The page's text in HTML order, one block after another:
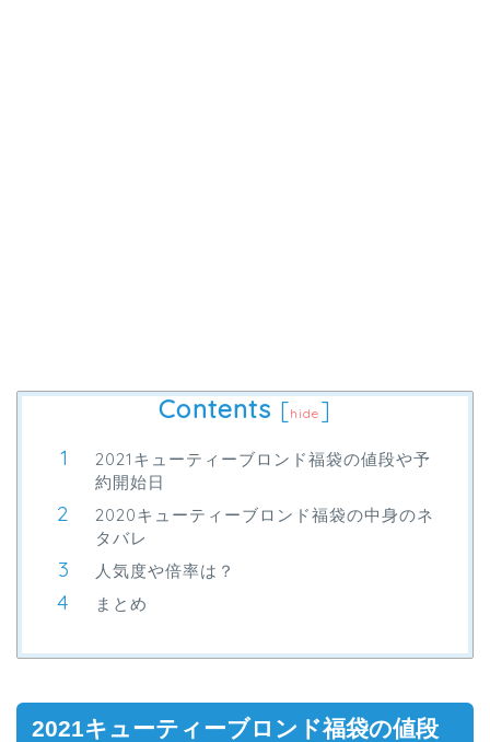
Contents [hide ]
2021キューティーブロンド福袋の値段や予
約開始日
2020キューティーブロンド福袋の中身のネ
タバレ
人気度や倍率は？
まとめ
2021キューティーブロンド福袋の値段